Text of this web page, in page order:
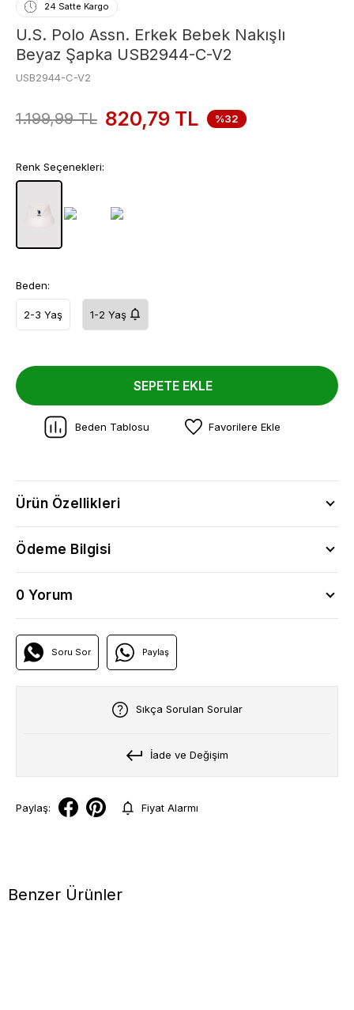
24 Satte Kargo
U.S. Polo Assn. Erkek Bebek Nakışlı
Beyaz Şapka USB2944-C-V2
USB2944-C-V2
1.199,99TL 820,79 TL %32
Renk Seçenekleri:
Beden:
2-3 Yaş 1-2 Yaş
SEPETE EKLE
Beden Tablosu Favorilere Ekle
Ürün Özellikleri
Ödeme Bilgisi
0 Yorum
Soru Sor Paylaş
Sıkça Sorulan Sorular
İade ve Değişim
Paylaş: Fiyat Alarmı
Benzer Ürünler